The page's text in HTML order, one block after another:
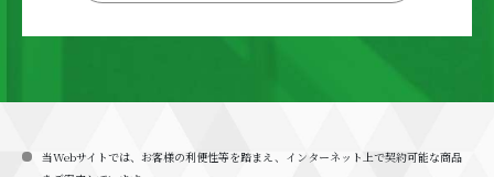
当Webサイトでは、お客様の利便性等を踏まえ、インターネット上で契約可能な商品